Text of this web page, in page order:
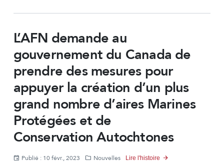
L’AFN demande au
gouvernement du Canada de
prendre des mesures pour
appuyer la création d’un plus
grand nombre d’aires Marines
Protégées et de
Conservation Autochtones
Publié : 10 févr., 2023 Nouvelles Lire l'histoire